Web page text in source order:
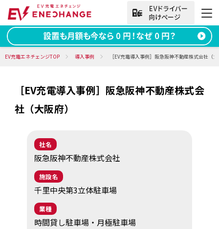
法人向けお問い合わせ
資料ダウンロード 無料お問い合わせ
電話をかける
法人向け
サービス
導入事例
EV充電エネチェンジTOP 導入事例 ［EV充電導入事例］阪急阪神不動産株式会社（
［EV充電導入事例］阪急阪神不動産株式会
社（大阪府）​
社名
阪急阪神不動産株式会社
施設名
千里中央第3立体駐車場
業種
時間貸し駐車場・月極駐車場